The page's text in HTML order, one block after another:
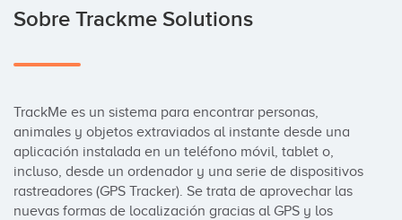
Sobre Trackme Solutions
TrackMe es un sistema para encontrar personas,
animales y objetos extraviados al instante desde una
aplicación instalada en un teléfono móvil, tablet o,
incluso, desde un ordenador y una serie de dispositivos
rastreadores (GPS Tracker). Se trata de aprovechar las
nuevas formas de localización gracias al GPS y los